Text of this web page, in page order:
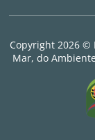
Copyright 2026 ©
Mar, do